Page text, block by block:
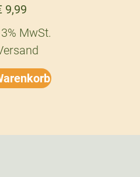
9,99
MwSt.